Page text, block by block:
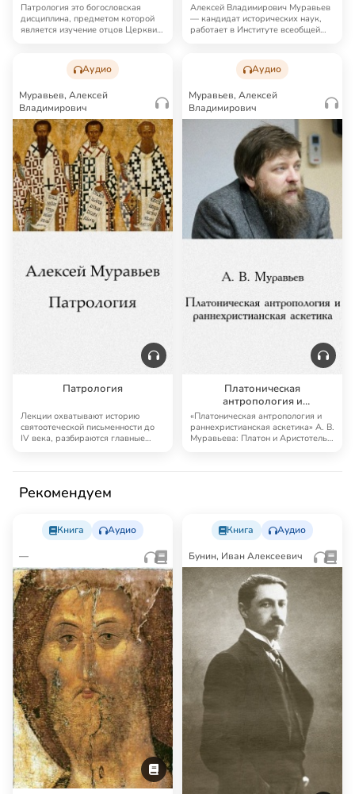
Патрология это богословская
дисциплина, предметом которой
является изучение отцов Церкви,
Алексей Владимирович Муравьев
— кандидат исторических наук,
работает в Институте всеобщей
Аудио
Муравьев, Алексей
Владимирович
Патрология
Лекции охватывают историю
святоотеческой письменности до
IV века, разбираются главные
Аудио
Муравьев, Алексей
Владимирович
Платоническая
антропология и
раннехристианская аскетика
«Платоническая антропология и
раннехристианская аскетика» А. В.
Муравьева: Платон и Аристотель,
Рекомендуем
Книга Аудио
—
Книга Аудио
Бунин, Иван Алексеевич